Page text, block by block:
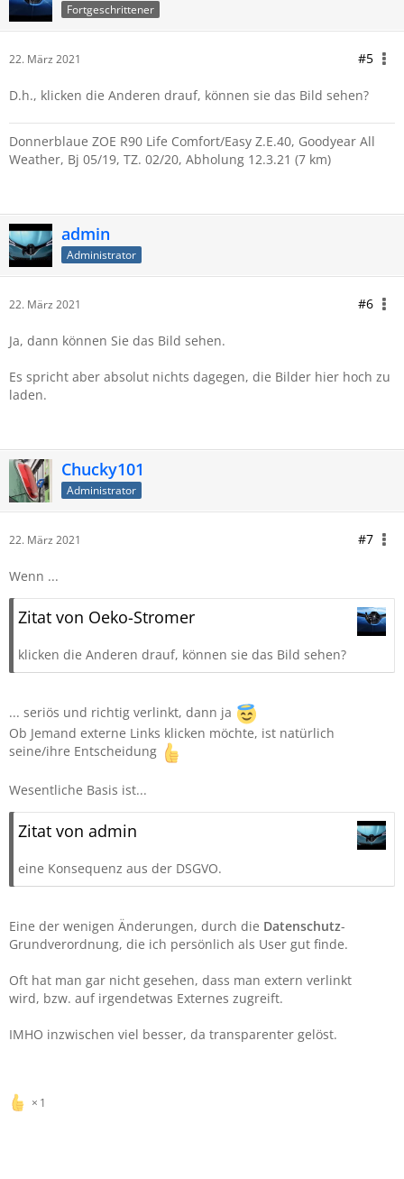
Fortgeschrittener
22. März 2021 #5
D.h., klicken die Anderen drauf, können sie das Bild sehen?
Donnerblaue ZOE R90 Life Comfort/Easy Z.E.40, Goodyear All
Weather, Bj 05/19, TZ. 02/20, Abholung 12.3.21 (7 km)
admin
Administrator
22. März 2021 #6
Ja, dann können Sie das Bild sehen.
Es spricht aber absolut nichts dagegen, die Bilder hier hoch zu
laden.
Chucky101
Administrator
22. März 2021 #7
Wenn ...
Zitat von Oeko-Stromer
klicken die Anderen drauf, können sie das Bild sehen?
... seriös und richtig verlinkt, dann ja
Ob Jemand externe Links klicken möchte, ist natürlich
seine/ihre Entscheidung
Wesentliche Basis ist...
Zitat von admin
eine Konsequenz aus der DSGVO.
Eine der wenigen Änderungen, durch die Datenschutz-
Grundverordnung, die ich persönlich als User gut finde.
Oft hat man gar nicht gesehen, dass man extern verlinkt
wird, bzw. auf irgendetwas Externes zugreift.
IMHO inzwischen viel besser, da transparenter gelöst.
1